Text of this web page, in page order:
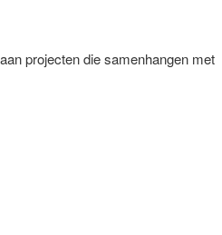
projecten die samenhangen met